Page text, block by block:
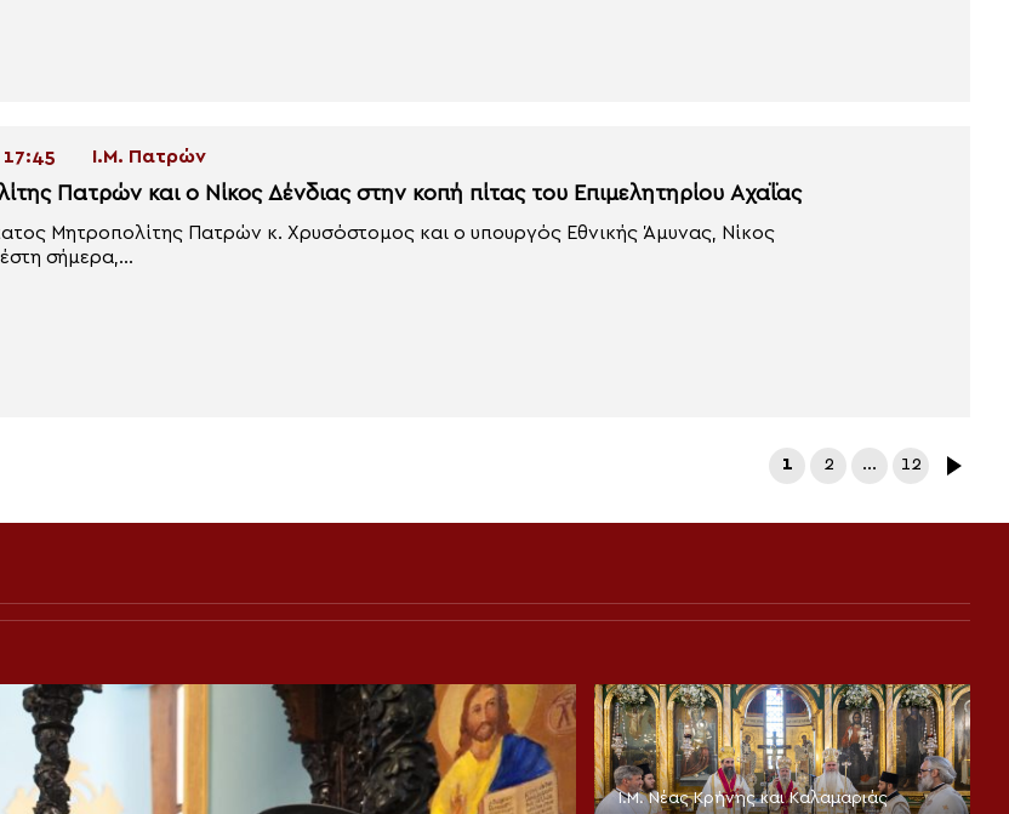
Ι.Μ. Πατρών
Πατρών και ο Νίκος Δένδιας στην κοπή πίτας του Επιμελητηρίου Αχαΐας
Μητροπολίτης Πατρών κ. Χρυσόστομος και ο υπουργός Εθνικής Άμυνας, Νίκος
σήμερα,...
1 2 … 12
Ι.Μ. Νέας Κρήνης και Καλαμαριάς